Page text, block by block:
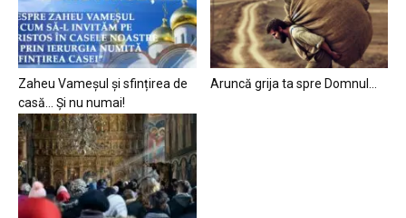
Zaheu Vameșul și sfințirea de
casă… Și nu numai!
Aruncă grija ta spre Domnul…